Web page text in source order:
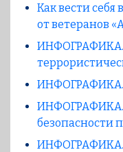
Как вести себя
от ветеранов
ИНФОГРАФИКА.
ИНФОГРАФИКА.
безопасности
ИНФОГРАФИКА.